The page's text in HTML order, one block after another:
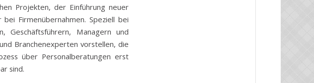
Projekten, der Einführung neuer
Firmenübernahmen. Speziell bei
Geschäftsführern, Managern und
Branchenexperten vorstellen, die
über Personalberatungen erst
sind.